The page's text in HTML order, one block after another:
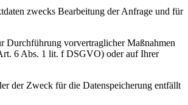
zwecks Bearbeitung der Anfrage und für
Durchführung vorvertraglicher Maßnahmen
6 Abs. 1 lit. f DSGVO) oder auf Ihrer
der Zweck für die Datenspeicherung entfällt